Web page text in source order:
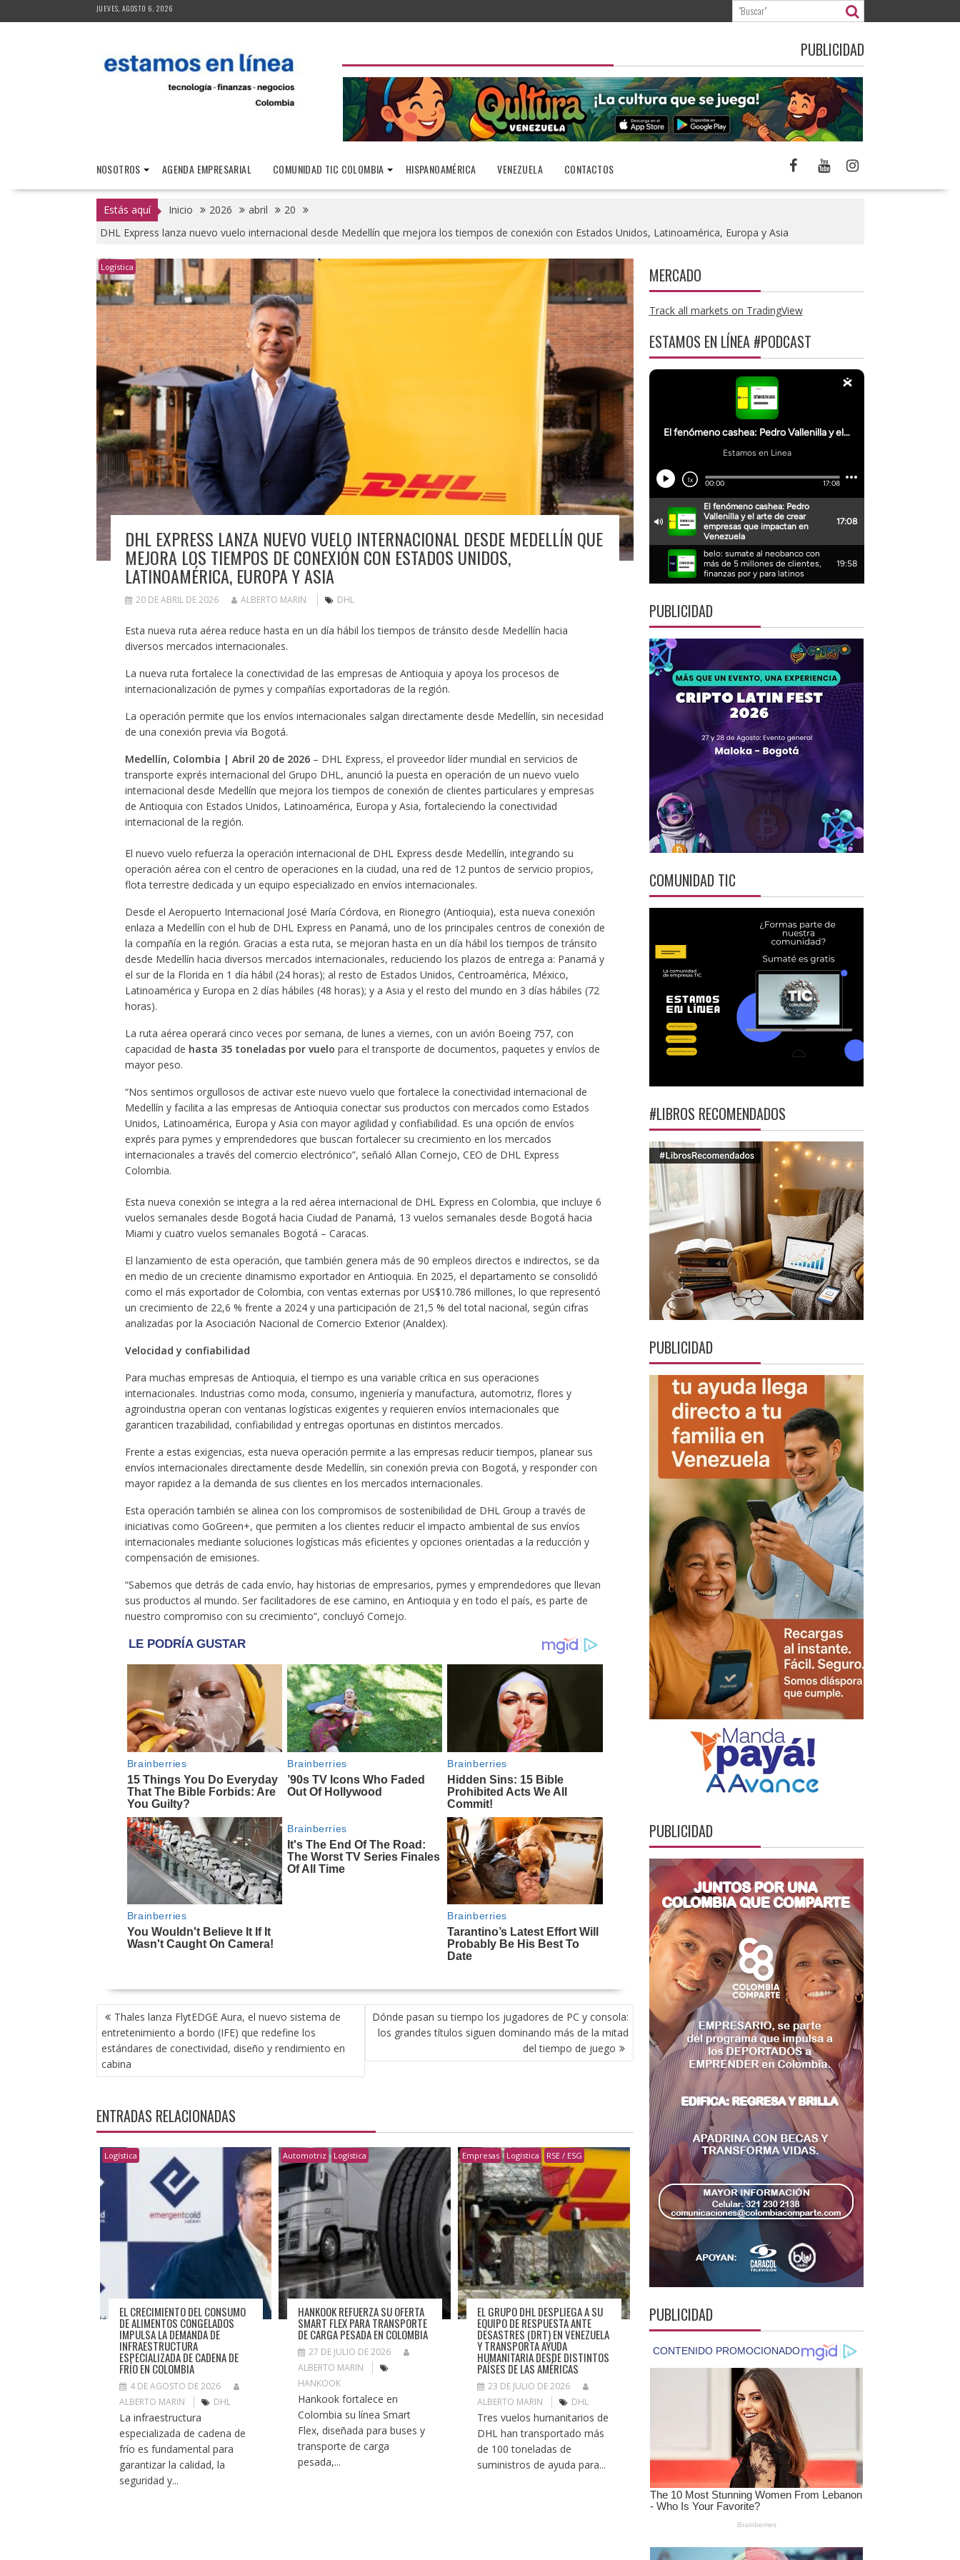
al
JUEVES, AGOSTO 6, 2026
PUBLICIDAD
NOSOTROS AGENDA EMPRESARIAL COMUNIDAD TIC COLOMBIA HISPANOAMÉRICA VENEZUELA CONTACTOS
Estás aquí Inicio 2026 abril
20
DHL Express lanza nuevo vuelo internacional desde Medellín que mejora los tiempos de conexión con Estados Unidos, Latinoamérica, Europa y Asia
Logística
DHL EXPRESS LANZA NUEVO VUELO INTERNACIONAL DESDE MEDELLÍN QUE
MEJORA LOS TIEMPOS DE CONEXIÓN CON ESTADOS UNIDOS,
LATINOAMÉRICA, EUROPA Y ASIA
20 DE ABRIL DE 2026 ALBERTO MARIN DHL
Esta nueva ruta aérea reduce hasta en un día hábil los tiempos de tránsito desde Medellín hacia
diversos mercados internacionales.
La nueva ruta fortalece la conectividad de las empresas de Antioquia y apoya los procesos de
internacionalización de pymes y compañías exportadoras de la región.
La operación permite que los envíos internacionales salgan directamente desde Medellín, sin necesidad
de una conexión previa vía Bogotá.
Medellín, Colombia | Abril 20 de 2026– DHL Express, el proveedor líder mundial en servicios de
transporte exprés internacional del Grupo DHL, anunció la puesta en operación de un nuevo vuelo
internacional desde Medellín que mejora los tiempos de conexión de clientes particulares y empresas
de Antioquia con Estados Unidos, Latinoamérica, Europa y Asia, fortaleciendo la conectividad
internacional de la región.
El nuevo vuelo refuerza la operación internacional de DHL Express desde Medellín, integrando su
operación aérea con el centro de operaciones en la ciudad, una red de 12 puntos de servicio propios,
flota terrestre dedicada y un equipo especializado en envíos internacionales.
Desde el Aeropuerto Internacional José María Córdova, en Rionegro (Antioquia), esta nueva conexión
enlaza a Medellín con el hub de DHL Express en Panamá, uno de los principales centros de conexión de
la compañía en la región. Gracias a esta ruta, se mejoran hasta en un día hábil los tiempos de tránsito
desde Medellín hacia diversos mercados internacionales, reduciendo los plazos de entrega a: Panamá y
el sur de la Florida en 1 día hábil (24 horas); al resto de Estados Unidos, Centroamérica, México,
Latinoamérica y Europa en 2 días hábiles (48 horas); y a Asia y el resto del mundo en 3 días hábiles (72
horas).
La ruta aérea operará cinco veces por semana, de lunes a viernes, con un avión Boeing 757, con
capacidad de hasta 35 toneladas por vuelo para el transporte de documentos, paquetes y envíos de
mayor peso.
“Nos sentimos orgullosos de activar este nuevo vuelo que fortalece la conectividad internacional de
Medellín y facilita a las empresas de Antioquia conectar sus productos con mercados como Estados
Unidos, Latinoamérica, Europa y Asia con mayor agilidad y confiabilidad. Es una opción de envíos
exprés para pymes y emprendedores que buscan fortalecer su crecimiento en los mercados
internacionales a través del comercio electrónico”, señaló Allan Cornejo, CEO de DHL Express
Colombia.
Esta nueva conexión se integra a la red aérea internacional de DHL Express en Colombia, que incluye 6
vuelos semanales desde Bogotá hacia Ciudad de Panamá, 13 vuelos semanales desde Bogotá hacia
Miami y cuatro vuelos semanales Bogotá – Caracas.
El lanzamiento de esta operación, que también genera más de 90 empleos directos e indirectos, se da
en medio de un creciente dinamismo exportador en Antioquia. En 2025, el departamento se consolidó
como el más exportador de Colombia, con ventas externas por US$10.786 millones, lo que representó
un crecimiento de 22,6 % frente a 2024 y una participación de 21,5 % del total nacional, según cifras
analizadas por la Asociación Nacional de Comercio Exterior (Analdex).
Velocidad y confiabilidad
Para muchas empresas de Antioquia, el tiempo es una variable crítica en sus operaciones
internacionales. Industrias como moda, consumo, ingeniería y manufactura, automotriz, flores y
agroindustria operan con ventanas logísticas exigentes y requieren envíos internacionales que
garanticen trazabilidad, confiabilidad y entregas oportunas en distintos mercados.
Frente a estas exigencias, esta nueva operación permite a las empresas reducir tiempos, planear sus
envíos internacionales directamente desde Medellín, sin conexión previa con Bogotá, y responder con
mayor rapidez a la demanda de sus clientes en los mercados internacionales.
Esta operación también se alinea con los compromisos de sostenibilidad de DHL Group a través de
iniciativas como GoGreen+, que permiten a los clientes reducir el impacto ambiental de sus envíos
internacionales mediante soluciones logísticas más eficientes y opciones orientadas a la reducción y
compensación de emisiones.
“Sabemos que detrás de cada envío, hay historias de empresarios, pymes y emprendedores que llevan
sus productos al mundo. Ser facilitadores de ese camino, en Antioquia y en todo el país, es parte de
nuestro compromiso con su crecimiento”, concluyó Cornejo.
NAVEGACIÓN
DE
ENTRADAS
Thales lanza FlytEDGE Aura, el nuevo sistema de
entretenimiento a bordo (IFE) que redefine los
estándares de conectividad, diseño y rendimiento en
cabina
Dónde pasan su tiempo los jugadores de PC y consola:
los grandes títulos siguen dominando más de la mitad
del tiempo de juego
ENTRADAS RELACIONADAS
Logística
EL CRECIMIENTO DEL CONSUMO
DE ALIMENTOS CONGELADOS
IMPULSA LA DEMANDA DE
INFRAESTRUCTURA
ESPECIALIZADA DE CADENA DE
FRÍO EN COLOMBIA
4 DE AGOSTO DE 2026
ALBERTO MARIN
DHL
La infraestructura
especializada de cadena de
frío es fundamental para
garantizar la calidad, la
seguridad y...
Automotriz Logística
HANKOOK REFUERZA SU OFERTA
SMART FLEX PARA TRANSPORTE
DE CARGA PESADA EN COLOMBIA
27 DE JULIO DE 2026
ALBERTO MARIN
HANKOOK
Hankook fortalece en
Colombia su línea Smart
Flex, diseñada para buses y
transporte de carga
pesada,...
Empresas Logística RSE / ESG
EL GRUPO DHL DESPLIEGA A SU
EQUIPO DE RESPUESTA ANTE
DESASTRES (DRT) EN VENEZUELA
Y TRANSPORTA AYUDA
HUMANITARIA DESDE DISTINTOS
PAÍSES DE LAS AMÉRICAS
23 DE JULIO DE 2026
ALBERTO MARIN
DHL
Tres vuelos humanitarios de
DHL han transportado más
de 100 toneladas de
suministros de ayuda para...
MERCADO
Track all markets on TradingView
ESTAMOS EN LÍNEA #PODCAST
PUBLICIDAD
COMUNIDAD TIC
#LIBROS RECOMENDADOS
PUBLICIDAD
PUBLICIDAD
PUBLICIDAD